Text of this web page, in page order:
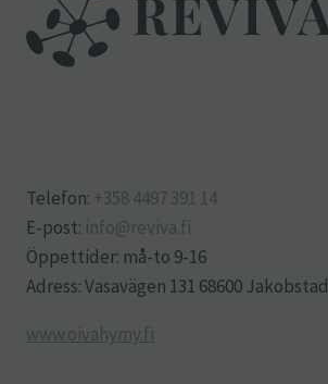
Telefon: +358 4497 391 14
E-post: info@reviva.fi
Öppettider: må-to 9-16
Adress: Vasavägen 131 68600 Jakobstad
www.oivahymy.fi